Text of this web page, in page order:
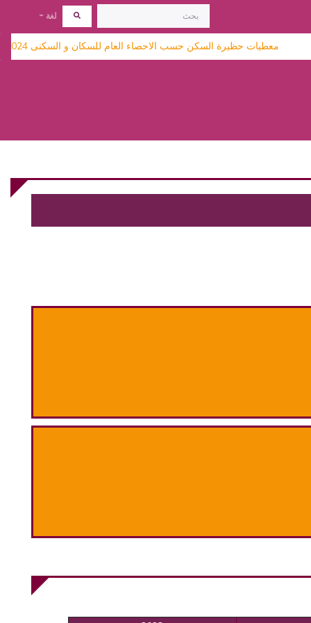
لغة
معطيات حظيرة السكن حسب الاحصاء العام للسكان و السكنى 2024 متاحة